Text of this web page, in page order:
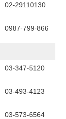
02-29110130
0987-799-866
03-347-5120
03-493-4123
03-573-6564